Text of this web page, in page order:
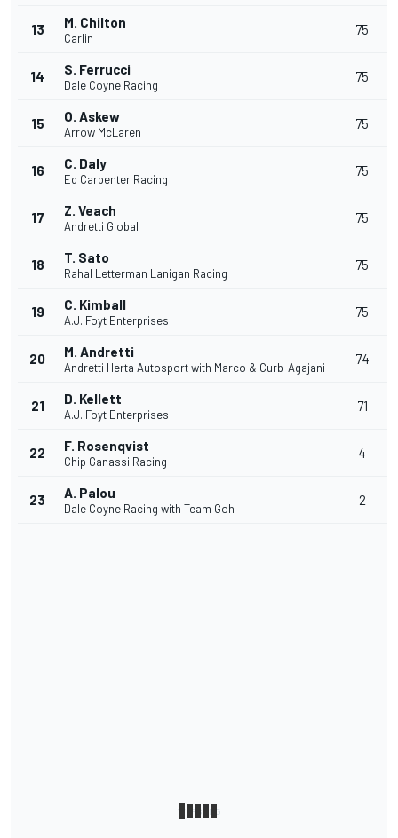
13 M. Chilton
Carlin
75
14 S. Ferrucci
Dale Coyne Racing
75
15 O. Askew
Arrow McLaren
75
16 C. Daly
Ed Carpenter Racing
75
17 Z. Veach
Andretti Global
75
18 T. Sato
Rahal Letterman Lanigan Racing
75
19 C. Kimball
A.J. Foyt Enterprises
75
20 M. Andretti
Andretti Herta Autosport with Marco & Curb-Agajani
74
21 D. Kellett
A.J. Foyt Enterprises
71
22 F. Rosenqvist
Chip Ganassi Racing
4
23 A. Palou
Dale Coyne Racing with Team Goh
2